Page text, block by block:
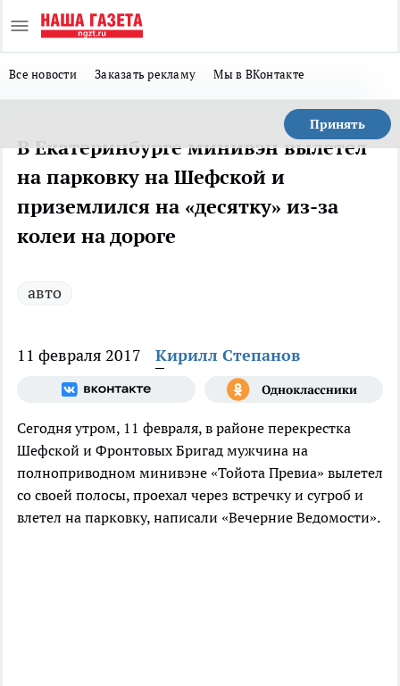
Все новости Заказать рекламу Мы в ВКонтакте
Принять
В Екатеринбурге минивэн вылетел
на парковку на Шефской и
приземлился на «десятку» из-за
колеи на дороге
авто
11 февраля 2017 Кирилл Степанов
Сегодня утром, 11 февраля, в районе перекрестка
Шефской и Фронтовых Бригад мужчина на
полноприводном минивэне «Тойота Превиа» вылетел
со своей полосы, проехал через встречку и сугроб и
влетел на парковку, написали «Вечерние Ведомости».